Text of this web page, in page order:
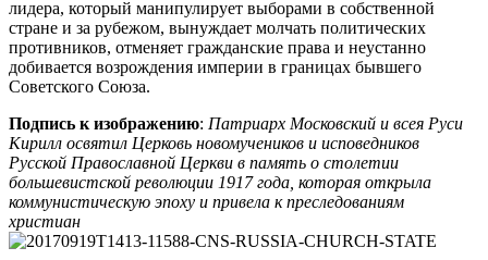
лидера, который манипулирует выборами в собственной
стране и за рубежом, вынуждает молчать политических
противников, отменяет гражданские права и неустанно
добивается возрождения империи в границах бывшего
Советского Союза.
Подпись к изображению: Патриарх Московский и всея Руси
Кирилл освятил Церковь новомучеников и исповедников
Русской Православной Церкви в память о столетии
большевистской революции 1917 года, которая открыла
коммунистическую эпоху и привела к преследованиям
христиан